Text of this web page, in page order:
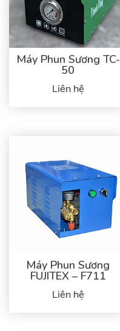
Máy Phun Sương TC-
50
Liên hệ
Máy Phun Sương
FUJITEX – F711
Liên hệ